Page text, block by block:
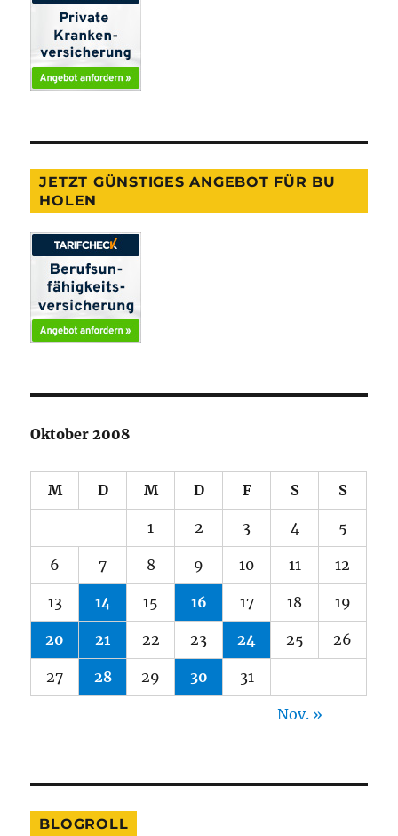
JETZT GÜNSTIGES ANGEBOT FÜR BU
HOLEN
Oktober 2008
M D M D F S S
1 2 3 4 5
6 7 8 9 10 11 12
13 14 15 16 17 18 19
20 21 22 23 24 25 26
27 28 29 30 31
Nov. »
BLOGROLL